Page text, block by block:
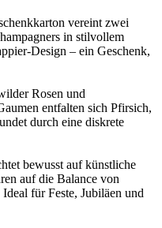
vereint zwei
in stilvollem
Design – ein Geschenk,
Rosen und
entfalten sich Pfirsich,
durch eine diskrete
bewusst auf künstliche
auf die Balance von
für Feste, Jubiläen und